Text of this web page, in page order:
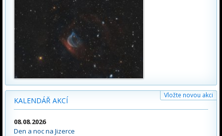
KALENDÁŘ AKCÍ
Vložte novou akci
08.08.2026
Den a noc na Jizerce